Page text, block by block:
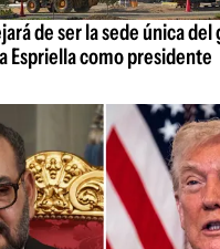
de ser la sede única
Espriella como presidente